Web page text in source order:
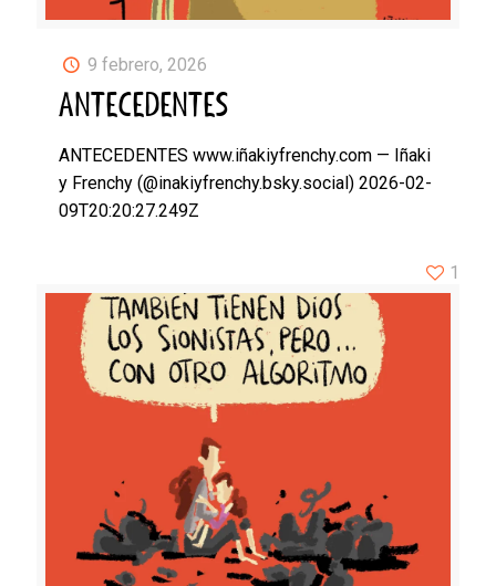
9 febrero, 2026
ANTECEDENTES
ANTECEDENTES www.iñakiyfrenchy.com — Iñaki
y Frenchy (@inakiyfrenchy.bsky.social) 2026-02-
09T20:20:27.249Z
1